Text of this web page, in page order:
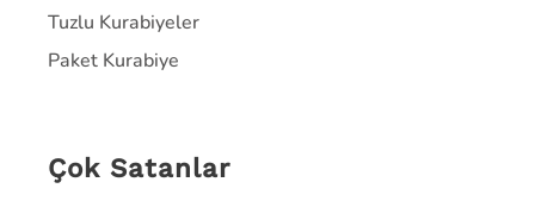
Tuzlu Kurabiyeler
Paket Kurabiye
Çok Satanlar